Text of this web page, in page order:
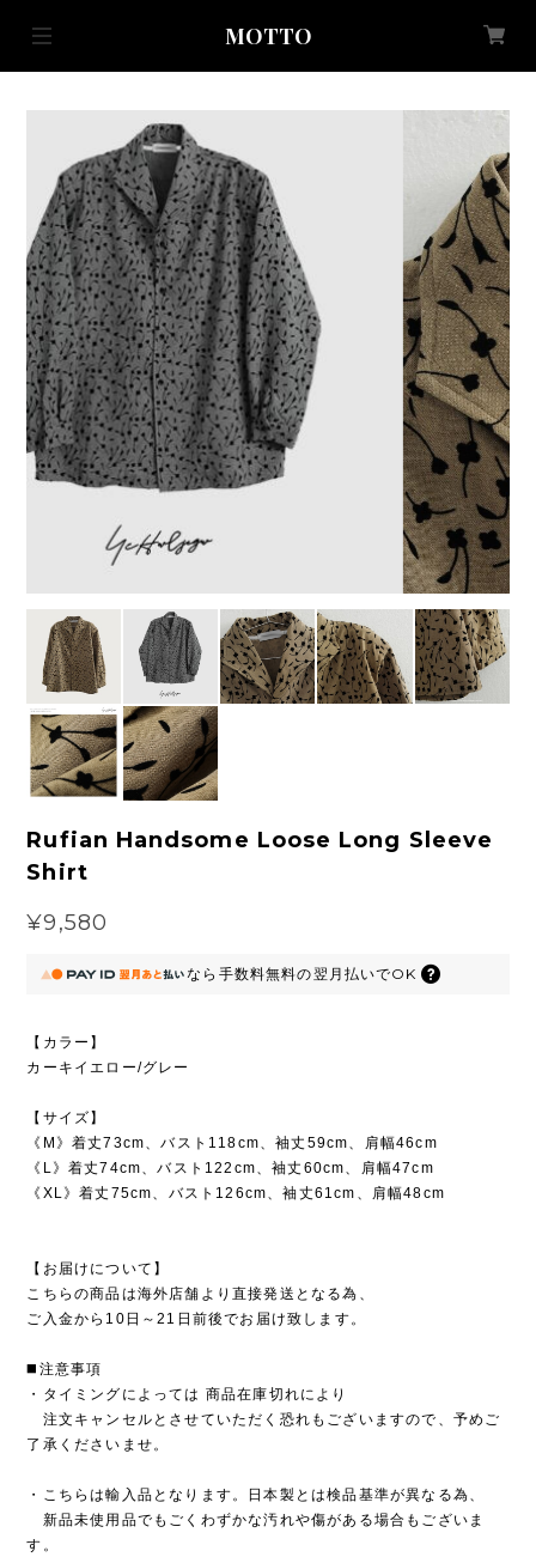
MOTTO
Rufian Handsome Loose Long Sleeve
Shirt
¥9,580
なら 手数料無料の翌月払いでOK
【カラー】
カーキイエロー/グレー
【サイズ】
《M》着丈73cm、バスト118cm、袖丈59cm、肩幅46cm
《L》着丈74cm、バスト122cm、袖丈60cm、肩幅47cm
《XL》着丈75cm、バスト126cm、袖丈61cm、肩幅48cm
【お届けについて】
こちらの商品は海外店舗より直接発送となる為、
ご入金から10日～21日前後でお届け致します。
◼️注意事項
・タイミングによっては 商品在庫切れにより
注文キャンセルとさせていただく恐れもございますので、予めご
了承くださいませ。
・こちらは輸入品となります。日本製とは検品基準が異なる為、
新品未使用品でもごくわずかな汚れや傷がある場合もございま
す。